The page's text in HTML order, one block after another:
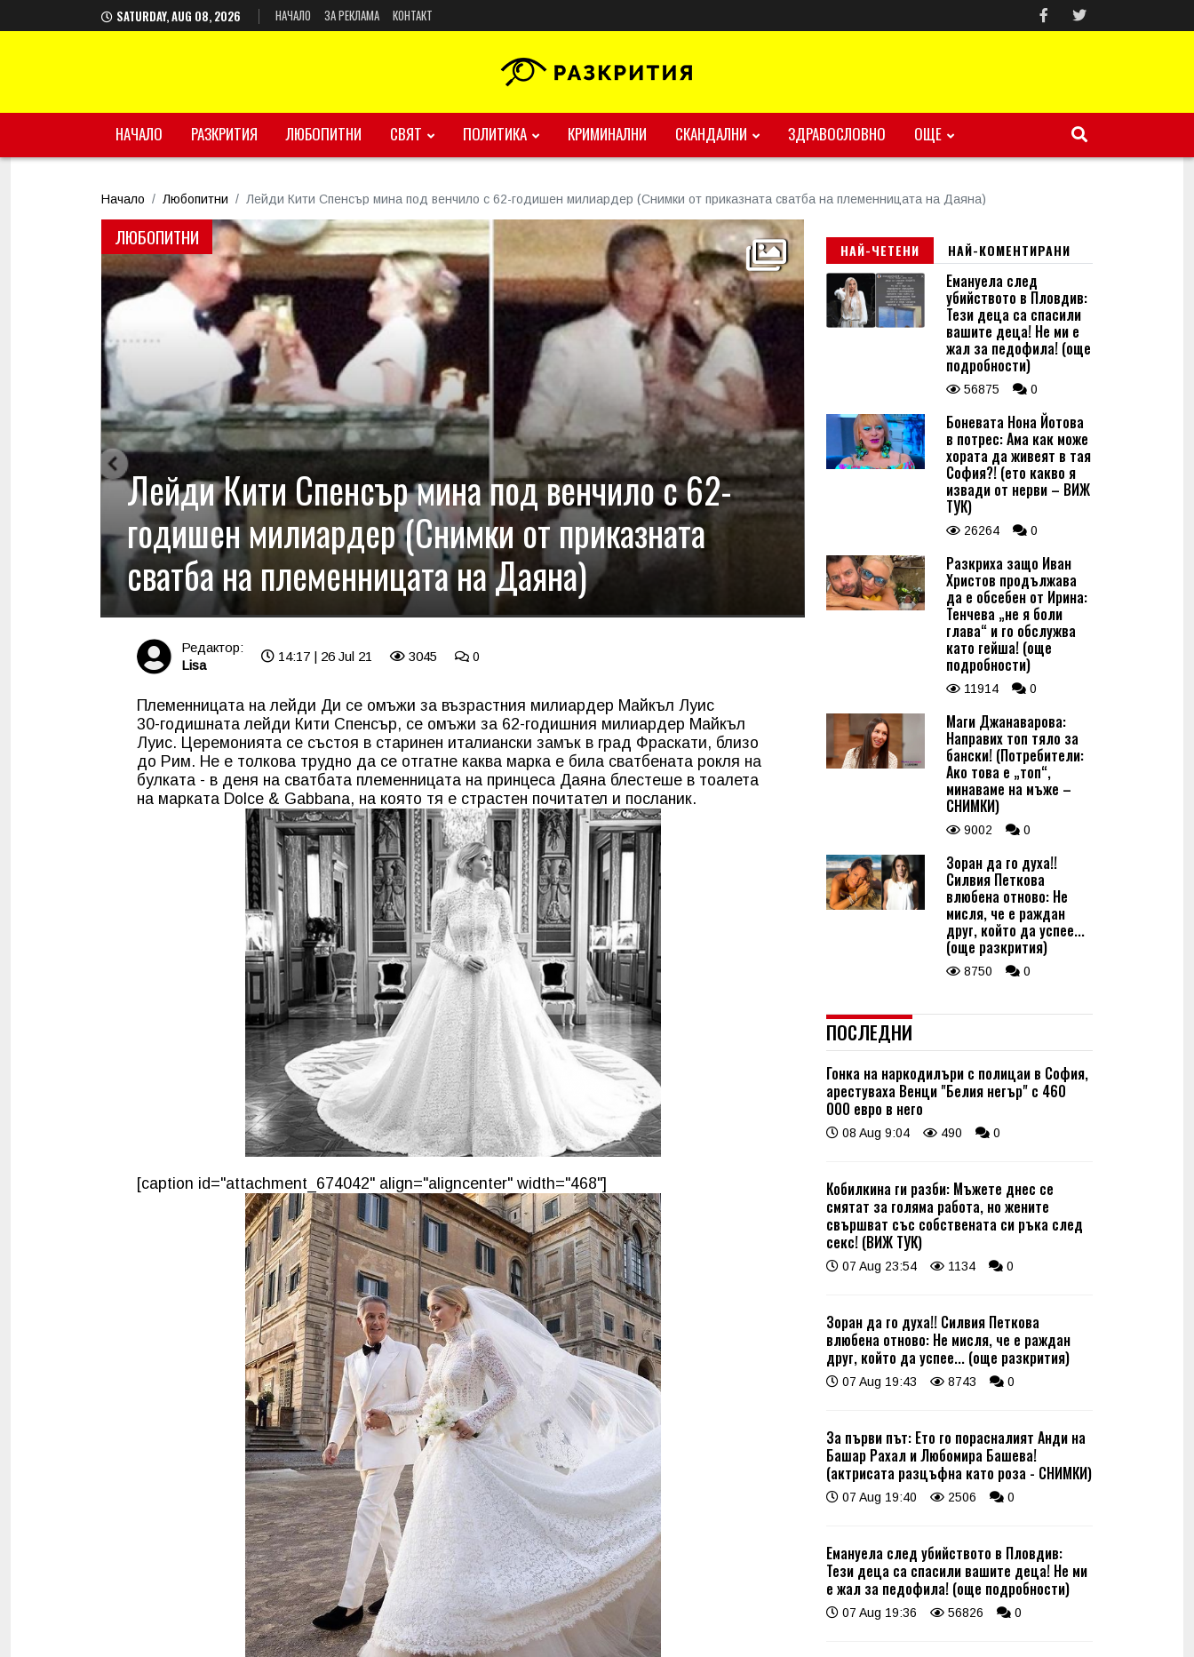
SATURDAY, AUG 08, 2026 НАЧАЛО ЗА РЕКЛАМА КОНТАКТ
НАЧАЛО РАЗКРИТИЯ ЛЮБОПИТНИ СВЯТ ПОЛИТИКА КРИМИНАЛНИ СКАНДАЛНИ ЗДРАВОСЛОВНО ОЩЕ
Начало Любопитни Лейди Кити Спенсър мина под венчило с 62-годишен милиардер (Снимки от приказната сватба на племенницата на Даяна)
ЛЮБОПИТНИ
Лейди Кити Спенсър мина под венчило с 62-
годишен милиардер (Снимки от приказната
сватба на племенницата на Даяна)
Редактор:
Lisa
14:17 | 26 Jul 21 3045 0
Племенницата на лейди Ди се омъжи за възрастния милиардер Майкъл Луис
30-годишната лейди Кити Спенсър, се омъжи за 62-годишния милиардер Майкъл
Луис. Церемонията се състоя в старинен италиански замък в град Фраскати, близо
до Рим. Не е толкова трудно да се отгатне каква марка е била сватбената рокля на
булката - в деня на сватбата племенницата на принцеса Даяна блестеше в тоалета
на марката Dolce & Gabbana, на която тя е страстен почитател и посланик.
[caption id="attachment_674042" align="aligncenter" width="468"]
НАЙ-ЧЕТЕНИ НАЙ-КОМЕНТИРАНИ
Емануела след
убийството в Пловдив:
Тези деца са спасили
вашите деца! Не ми е
жал за педофила! (още
подробности)
56875 0
Боневата Нона Йотова
в потрес: Ама как може
хората да живеят в тая
София?! (ето какво я
извади от нерви – ВИЖ
ТУК)
26264 0
Разкриха защо Иван
Христов продължава
да е обсебен от Ирина:
Тенчева „не я боли
глава“ и го обслужва
като гейша! (още
подробности)
11914 0
Маги Джанаварова:
Направих топ тяло за
бански! (Потребители:
Ако това е „топ“,
минаваме на мъже –
СНИМКИ)
9002 0
Зоран да го духа!!
Силвия Петкова
влюбена отново: Не
мисля, че е раждан
друг, който да успее...
(още разкрития)
8750 0
ПОСЛЕДНИ
Гонка на наркодилъри с полицаи в София,
арестуваха Венци "Белия негър" с 460
000 евро в него
08 Aug 9:04 490 0
Кобилкина ги разби: Мъжете днес се
смятат за голяма работа, но жените
свършват със собствената си ръка след
секс! (ВИЖ ТУК)
07 Aug 23:54 1134 0
Зоран да го духа!! Силвия Петкова
влюбена отново: Не мисля, че е раждан
друг, който да успее... (още разкрития)
07 Aug 19:43 8743 0
За първи път: Ето го порасналият Анди на
Башар Рахал и Любомира Башева!
(актрисата разцъфна като роза - СНИМКИ)
07 Aug 19:40 2506 0
Емануела след убийството в Пловдив:
Тези деца са спасили вашите деца! Не ми
е жал за педофила! (още подробности)
07 Aug 19:36 56826 0